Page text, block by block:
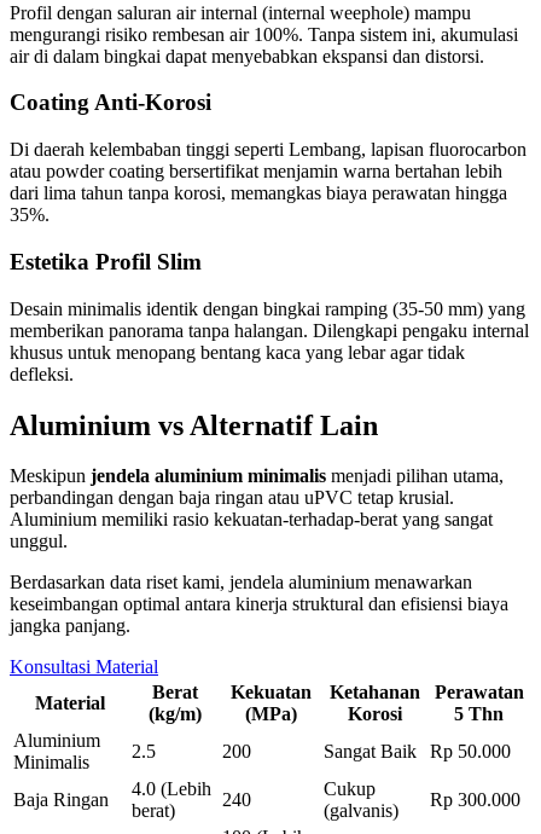
Profil dengan saluran air internal (internal weephole) mampu
mengurangi risiko rembesan air 100%. Tanpa sistem ini, akumulasi
air di dalam bingkai dapat menyebabkan ekspansi dan distorsi.
Coating Anti-Korosi
Di daerah kelembaban tinggi seperti Lembang, lapisan fluorocarbon
atau powder coating bersertifikat menjamin warna bertahan lebih
dari lima tahun tanpa korosi, memangkas biaya perawatan hingga
35%.
Estetika Profil Slim
Desain minimalis identik dengan bingkai ramping (35-50 mm) yang
memberikan panorama tanpa halangan. Dilengkapi pengaku internal
khusus untuk menopang bentang kaca yang lebar agar tidak
defleksi.
Aluminium vs Alternatif Lain
Meskipun jendela aluminium minimalis menjadi pilihan utama,
perbandingan dengan baja ringan atau uPVC tetap krusial.
Aluminium memiliki rasio kekuatan-terhadap-berat yang sangat
unggul.
Berdasarkan data riset kami, jendela aluminium menawarkan
keseimbangan optimal antara kinerja struktural dan efisiensi biaya
jangka panjang.
Konsultasi Material
Material
Berat
(kg/m)
Kekuatan
(MPa)
Ketahanan
Korosi
Perawatan
5 Thn
Aluminium
Minimalis
2.5 200 Sangat Baik Rp 50.000
Baja Ringan
4.0 (Lebih
berat)
240
Cukup
(galvanis)
Rp 300.000